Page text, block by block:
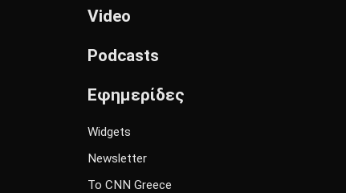
Video
Podcasts
Εφημερίδες
Widgets
Newsletter
Το CNN Greece